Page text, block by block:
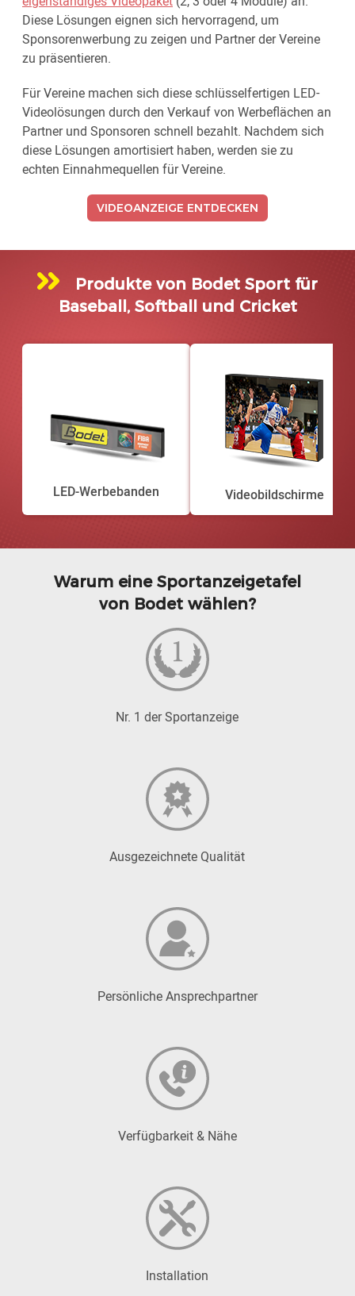
Diese Lösungen eignen sich hervorragend, um
Sponsorenwerbung zu zeigen und Partner der Vereine
zu präsentieren.
Für Vereine machen sich diese schlüsselfertigen LED-
Videolösungen durch den Verkauf von Werbeflächen an
Partner und Sponsoren schnell bezahlt. Nachdem sich
diese Lösungen amortisiert haben, werden sie zu
echten Einnahmequellen für Vereine.
VIDEOANZEIGE ENTDECKEN
Produkte von Bodet Sport für
Baseball, Softball und Cricket
LED-Werbebanden Videobildschirme
Warum eine Sportanzeigetafel
von Bodet wählen?
Nr. 1 der Sportanzeige
Ausgezeichnete Qualität
Persönliche Ansprechpartner
Verfügbarkeit & Nähe
Installation